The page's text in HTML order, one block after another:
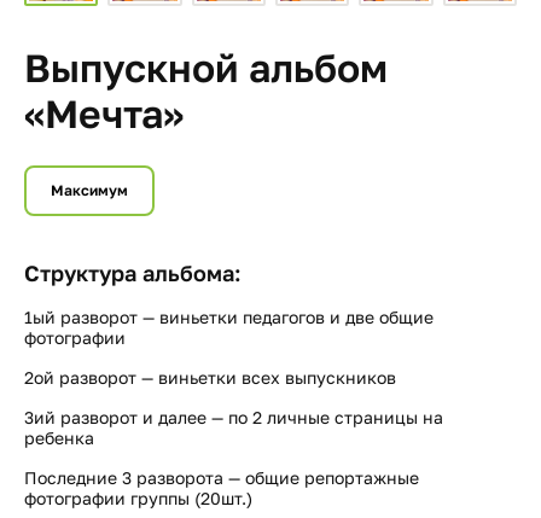
Выпускной альбом
«Мечта»
Максимум
Структура альбома:
1ый разворот — виньетки педагогов и две общие
фотографии
2ой разворот — виньетки всех выпускников
3ий разворот и далее — по 2 личные страницы на
ребенка
Последние 3 разворота — общие репортажные
фотографии группы (20шт.)